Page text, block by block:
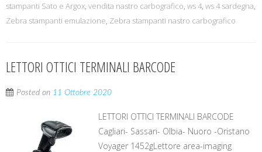
stampanti Sato e Argox, vendita nastro carbografico, ws 4, ws 4 sardegna,
Zebra stampanti emulazione, Zebra stampanti nastro carbografico
LETTORI OTTICI TERMINALI BARCODE
Posted on 11 Ottobre 2020
LETTORI OTTICI TERMINALI BARCODE
Cagliari- Sassari- Olbia- Nuoro -Oristano
Voyager 1452gLettore area-imaging